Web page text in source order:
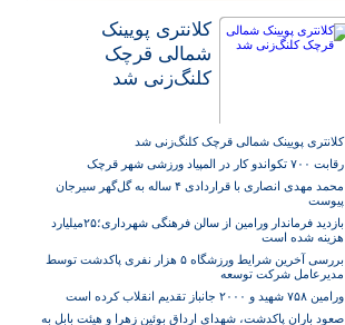
کلانتری پویینک
شمالی قرچک
کلنگ‌زنی شد
کلانتری پویینک شمالی قرچک کلنگ‌زنی شد
رقابت ۷۰۰ تکواندو کار در المپیاد ورزشی شهر قرچک
محمد مهدی انصاری با قراردادی ۴ ساله به گل‌گهر سیرجان
پیوست
بازدید فرماندار ورامین از سالن فرهنگی شهرداری؛۲۵میلیارد
هزینه شده است
بررسی آخرین شرایط ورزشگاه ۵ هزار نفری پاکدشت توسط
مدیرعامل شرکت توسعه
ورامین ۷۵۸ شهید و ۲۰۰۰ جانباز تقدیم انقلاب کرده است
صعود باران پاکدشت، شهدای ارداق بوئین زهرا و هیئت بابل به